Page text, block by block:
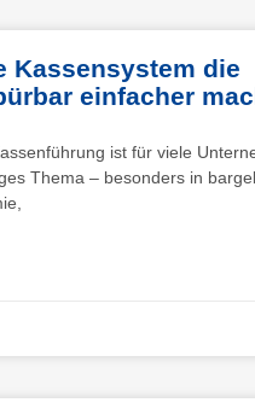
Kassensystem die
einfacher
ist für viele
Thema – besonders in